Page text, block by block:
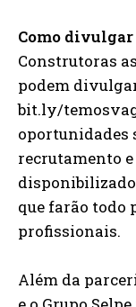
Como
Construtoras
podem
bit.ly/
oportunidades
recrutamento
que farão todo
profissionais.
Além da